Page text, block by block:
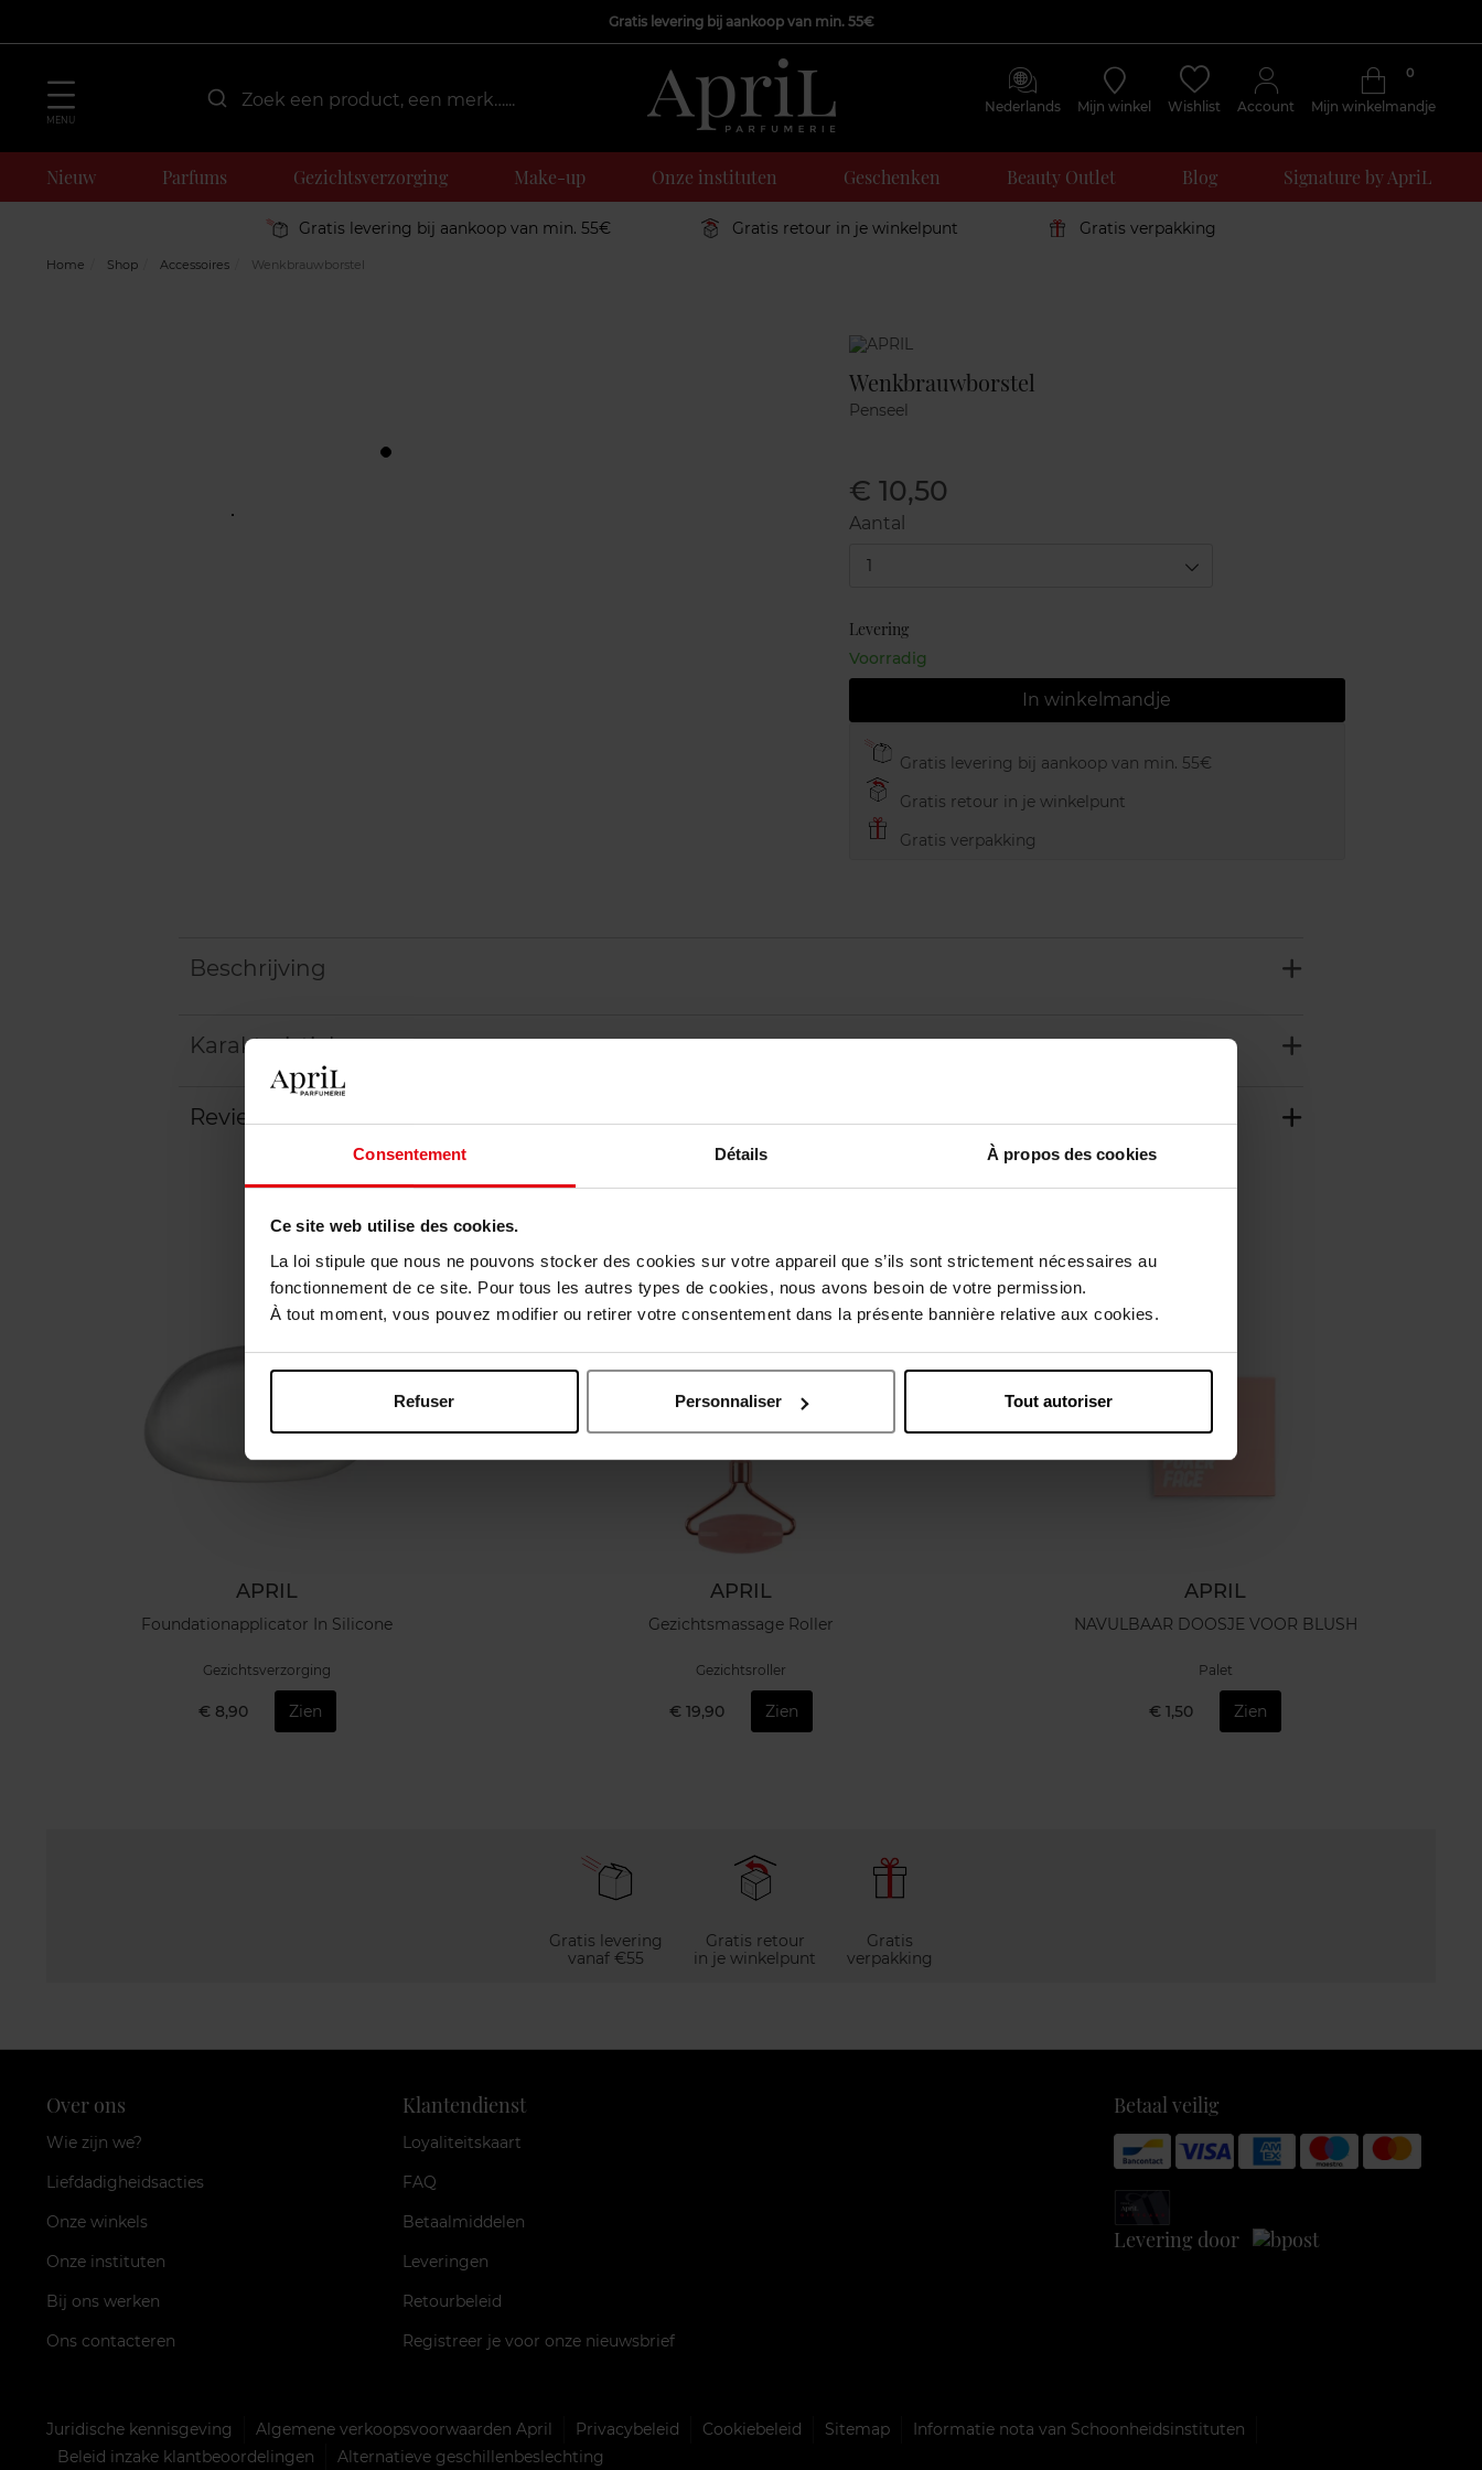
Consentement Détails À propos des cookies
Ce site web utilise des cookies.
La loi stipule que nous ne pouvons stocker des cookies sur votre appareil que s’ils sont strictement nécessaires au
fonctionnement de ce site. Pour tous les autres types de cookies, nous avons besoin de votre permission.
À tout moment, vous pouvez modifier ou retirer votre consentement dans la présente bannière relative aux cookies.
Refuser Personnaliser Tout autoriser
Gratis levering bij aankoop van min. 55€
MENU
Nederlands Mijn winkel Wishlist Account Mijn winkelmandje
0
Nieuw Parfums Gezichtsverzorging Make-up Onze instituten Geschenken Beauty Outlet Blog Signature by ApriL
Gratis levering bij aankoop van min. 55€ Gratis retour in je winkelpunt Gratis verpakking
Home Shop Accessoires Wenkbrauwborstel
Marque
Wenkbrauwborstel
Penseel
€ 10,50
Aantal
1
Levering
Voorradig
In winkelmandje
Gratis levering bij aankoop van min. 55€
Gratis retour in je winkelpunt
Gratis verpakking
Beschrijving
Karakteristieken
Review Beleid inzake klantbeoordelingen
Nog iets vergeten ?
APRIL
Foundationapplicator In Silicone
Gezichtsverzorging
€ 8,90 Zien
APRIL
Gezichtsmassage Roller
Gezichtsroller
€ 19,90 Zien
Nieuw
Vegan
APRIL
NAVULBAAR DOOSJE VOOR BLUSH
Palet
€ 1,50 Zien
Gratis levering
vanaf €55
Gratis retour
in je winkelpunt
Gratis
verpakking
Over ons
Wie zijn we?
Liefdadigheidsacties
Onze winkels
Onze instituten
Bij ons werken
Ons contacteren
Klantendienst
Loyaliteitskaart
FAQ
Betaalmiddelen
Leveringen
Retourbeleid
Registreer je voor onze nieuwsbrief
Betaal veilig
Levering door
Juridische kennisgeving Algemene verkoopsvoorwaarden April Privacybeleid Cookiebeleid Sitemap
Informatie nota van Schoonheidsinstituten
Beleid inzake klantbeoordelingen
Alternatieve geschillenbeslechting